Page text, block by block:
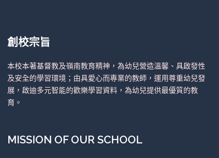
創校宗旨
本校本著基督教及嶺南教育精神，為幼兒營造溫馨、具啟發性
及安全的學習環境；由具愛心而專業的教師，運用尊重幼兒發
展，啟迪多元智能的歡樂學習資料，為幼兒提供最優質的教
育。
MISSION OF OUR SCHOOL